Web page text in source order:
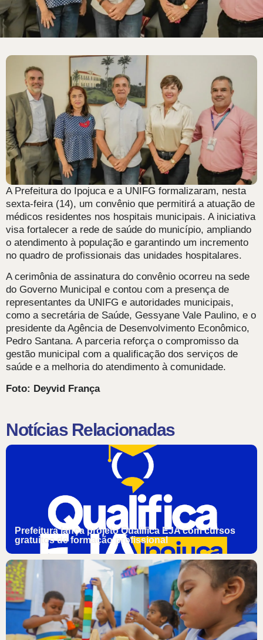
A Prefeitura do Ipojuca e a UNIFG formalizaram, nesta
sexta-feira (14), um convênio que permitirá a atuação de
médicos residentes nos hospitais municipais. A iniciativa
visa fortalecer a rede de saúde do município, ampliando
o atendimento à população e garantindo um incremento
no quadro de profissionais das unidades hospitalares.
A cerimônia de assinatura do convênio ocorreu na sede
do Governo Municipal e contou com a presença de
representantes da UNIFG e autoridades municipais,
como a secretária de Saúde, Gessyane Vale Paulino, e o
presidente da Agência de Desenvolvimento Econômico,
Pedro Santana. A parceria reforça o compromisso da
gestão municipal com a qualificação dos serviços de
saúde e a melhoria do atendimento à comunidade.
Foto: Deyvid França
Notícias Relacionadas
Prefeitura lança projeto Qualifica EJA com cursos
gratuitos de formação profissional